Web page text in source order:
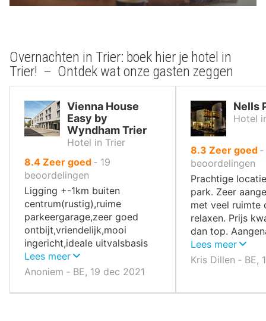
Overnachten in Trier: boek hier je hotel in
Trier! – Ontdek wat onze gasten zeggen
Vienna House
Easy by
Wyndham Trier
Hotel in Trier
8.4uit
10
,
Zeer goed ‐ 19
beoordelingen
Ligging +-1km buiten
centrum(rustig),ruime
parkeergarage,zeer goed
ontbijt,vriendelijk,mooi
ingericht,ideale uitvalsbasis
voor wandelingen,....
Lees meer
Anoniem ‐ BE, 19 dec 2021
Nells
Hotel
8.3 uit
10
,
Zeer goed ‐
beoordelingen
Prachtige
park. Zeer
met veel ruimte
relaxen. Prijs
dan top.
vertoeven.
Lees meer
Kris Dillen ‐ BE,